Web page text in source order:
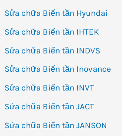
Sửa chữa Biến tần Hyundai
Sửa chữa Biến tần IHTEK
Sửa chữa Biến tần INDVS
Sửa chữa Biến tần Inovance
Sửa chữa Biến tần INVT
Sửa chữa Biến tần JACT
Sửa chữa Biến tần JANSON